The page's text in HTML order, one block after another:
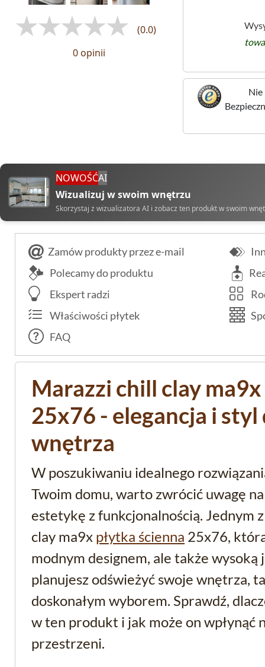
(0.0)
0 opinii
Nie
NOWOŚĆAI
Wizualizuj w swoim wnętrzu
Skorzystaj z wizualizatora AI i zobacz ten produkt w swoim
Zamów produkty przez e-mail
Polecamy do produktu
Ekspert radzi
Właściwości płytek
FAQ
Marazzi chill clay
25x76 - elegancja i styl
wnętrza
W poszukiwaniu idealnego
Twoim domu, warto zwrócić uwagę
estetykę z funkcjonalnością. Jednym
clay ma9x płytka ścienna 25x76,
modnym designem, ale także wysoką
planujesz odświeżyć swoje wnętrza,
doskonałym wyborem. Sprawdź,
w ten produkt i jak może on wpłynąć
przestrzeni.